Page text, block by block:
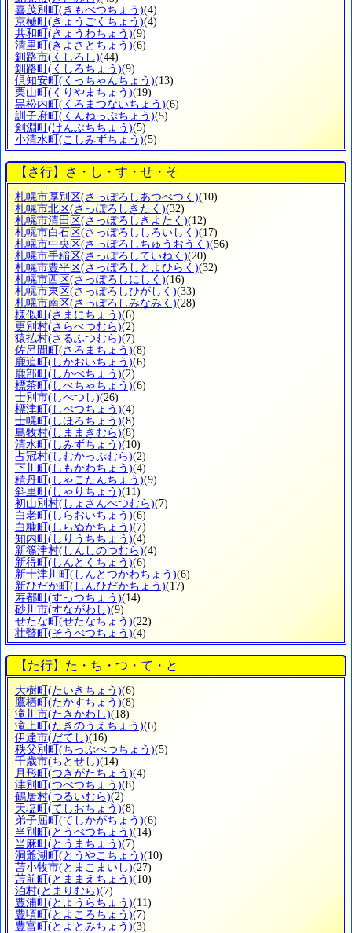
喜茂別町 (きもべつちょう)(4)
京極町 (きょうごくちょう)(4)
共和町 (きょうわちょう)(9)
清里町 (きよさとちょう)(6)
釧路市(くしろし)(44)
釧路町 (くしろちょう)(9)
倶知安町 (くっちゃんちょう)(13)
栗山町 (くりやまちょう)(19)
黒松内町 (くろまつないちょう)(6)
訓子府町 (くんねっぷちょう)(5)
剣淵町 (けんぶちちょう)(5)
小清水町 (こしみずちょう)(5)
【さ行】さ・し・す・せ・そ
札幌市厚別区(さっぽろしあつべつく)(10)
札幌市北区(さっぽろしきたく)(32)
札幌市清田区(さっぽろしきよたく)(12)
札幌市白石区(さっぽろししろいしく)(17)
札幌市中央区(さっぽろしちゅうおうく)(56)
札幌市手稲区(さっぽろしていねく)(20)
札幌市豊平区(さっぽろしとよひらく)(32)
札幌市西区(さっぽろしにしく)(16)
札幌市東区(さっぽろしひがしく)(33)
札幌市南区(さっぽろしみなみく)(28)
様似町 (さまにちょう)(6)
更別村(さらべつむら)(2)
猿払村(さるふつむら)(7)
佐呂間町 (さろまちょう)(8)
鹿追町 (しかおいちょう)(6)
鹿部町 (しかべちょう)(2)
標茶町 (しべちゃちょう)(6)
士別市(しべつし)(26)
標津町 (しべつちょう)(4)
士幌町 (しほろちょう)(8)
島牧村(しままきむら)(8)
清水町 (しみずちょう)(10)
占冠村(しむかっぷむら)(2)
下川町 (しもかわちょう)(4)
積丹町 (しゃこたんちょう)(9)
斜里町 (しゃりちょう)(11)
初山別村(しょさんべつむら)(7)
白老町 (しらおいちょう)(6)
白糠町 (しらぬかちょう)(7)
知内町 (しりうちちょう)(4)
新篠津村(しんしのつむら)(4)
新得町 (しんとくちょう)(6)
新十津川町 (しんとつかわちょう)(6)
新ひだか町 (しんひだかちょう)(17)
寿都町 (すっつちょう)(14)
砂川市(すながわし)(9)
せたな町 (せたなちょう)(22)
壮瞥町 (そうべつちょう)(4)
【た行】た・ち・つ・て・と
大樹町(たいきちょう)(6)
鷹栖町(たかすちょう)(8)
滝川市(たきかわし)(18)
滝上町(たきのうえちょう)(6)
伊達市(だてし)(16)
秩父別町(ちっぷべつちょう)(5)
千歳市(ちとせし)(14)
月形町(つきがたちょう)(4)
津別町(つべつちょう)(8)
鶴居村(つるいむら)(2)
天塩町(てしおちょう)(8)
弟子屈町(てしかがちょう)(6)
当別町(とうべつちょう)(14)
当麻町(とうまちょう)(7)
洞爺湖町(とうやこちょう)(10)
苫小牧市(とまこまいし)(27)
苫前町(とままえちょう)(10)
泊村(とまりむら)(7)
豊浦町(とようらちょう)(11)
豊頃町(とよころちょう)(7)
豊富町(とよとみちょう)(3)